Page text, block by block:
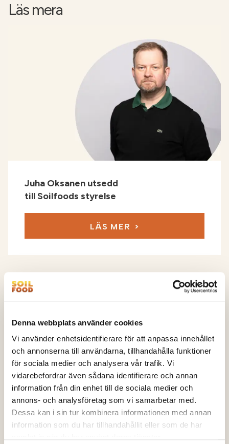
Denna webbplats använder cookies
Vi använder enhetsidentifierare för att anpassa innehållet
och annonserna till användarna, tillhandahålla funktioner
för sociala medier och analysera vår trafik. Vi
vidarebefordrar även sådana identifierare och annan
information från din enhet till de sociala medier och
annons- och analysföretag som vi samarbetar med.
Dessa kan i sin tur kombinera informationen med annan
information som du har tillhandahållit eller som de har
Läs mera
Juha Oksanen utsedd
till Soilfoods styrelse
LÄS MER